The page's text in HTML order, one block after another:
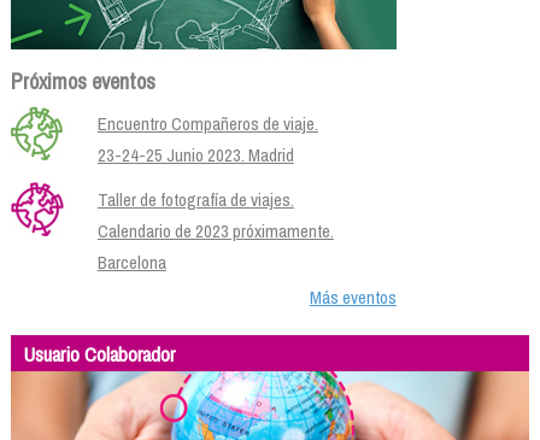
Próximos eventos
Encuentro Compañeros de viaje.
23-24-25 Junio 2023. Madrid
Taller de fotografía de viajes.
Calendario de 2023 próximamente.
Barcelona
Más eventos
Usuario Colaborador